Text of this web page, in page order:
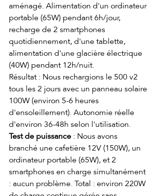
aménagé. Alimentation d'un ordinateur
portable (65W) pendant 6h/jour,
recharge de 2 smartphones
quotidiennement, d'une tablette,
alimentation d'une glacière électrique
(40W) pendant 12h/nuit.
Résultat : Nous rechargions le 500 v2
tous les 2 jours avec un panneau solaire
100W (environ 5-6 heures
d'ensoleillement). Autonomie réelle
d'environ 36-48h selon l'utilisation.
Test de puissance : Nous avons
branché une cafetière 12V (150W), un
ordinateur portable (65W), et 2
smartphones en charge simultanément
: aucun problème. Total : environ 220W